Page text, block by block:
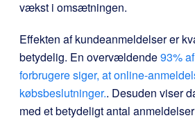
vækst i omsætningen.
Effekten af kundeanmeldelser er
betydelig. En overvældende93%
forbrugere siger, at online-
købsbeslutninger.. Desuden viser
med et betydeligt antal